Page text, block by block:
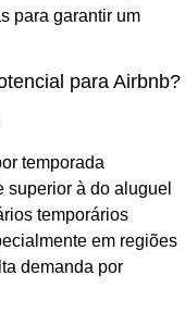
para garantir um
para Airbnb?
temporada
superior à do aluguel
temporários
em regiões
demanda por